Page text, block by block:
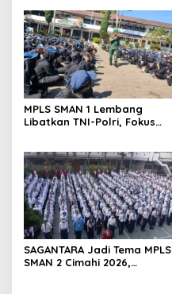
MPLS SMAN 1 Lembang
Libatkan TNI-Polri, Fokus
SAGANTARA Jadi Tema MPLS
SMAN 2 Cimahi 2026,